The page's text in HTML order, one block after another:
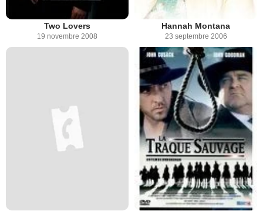
Two Lovers
19 novembre 2008
Hannah Montana
23 septembre 2006